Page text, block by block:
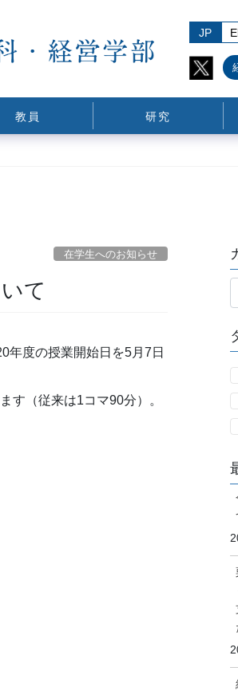
JP
教員 研究
在学生へのお知らせ
て
度の授業開始日を5月7日
す（従来は1コマ90分）。